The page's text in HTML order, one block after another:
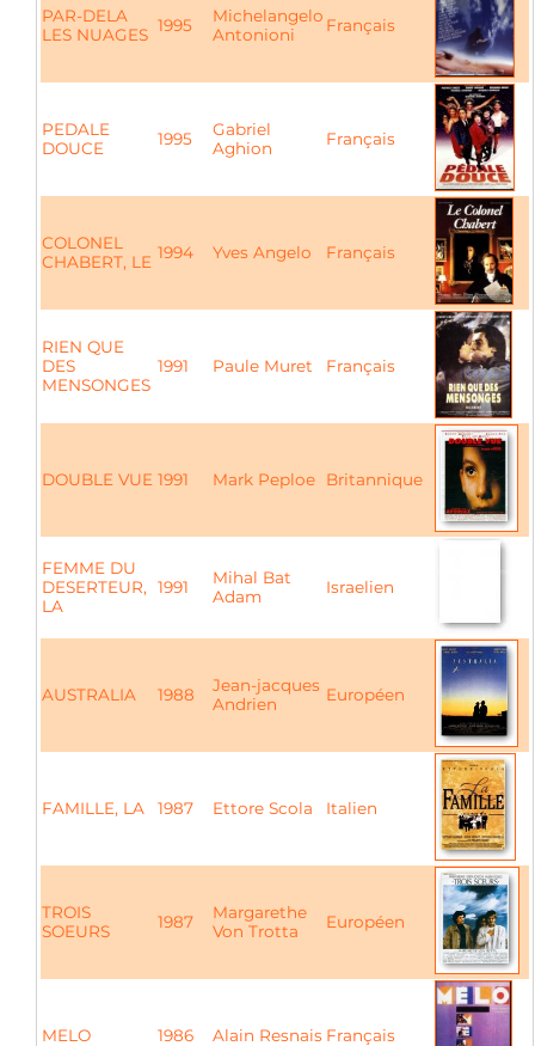
PAR-DELA
LES NUAGES 1995
Michelangelo
Antonioni
Français
PEDALE
DOUCE
1995
Gabriel
Aghion
Français
COLONEL
CHABERT, LE 1994 Yves Angelo Français
RIEN QUE
DES
MENSONGES
1991 Paule Muret Français
DOUBLE VUE 1991 Mark Peploe Britannique
FEMME DU
DESERTEUR,
LA
1991
Mihal Bat
Adam
Israelien
AUSTRALIA 1988
Jean-jacques
Andrien
Européen
FAMILLE, LA 1987 Ettore Scola Italien
TROIS
SOEURS
1987
Margarethe
Von Trotta
Européen
MELO 1986 Alain Resnais Français